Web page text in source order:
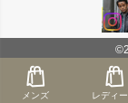
メンズ レディ
メンズ レディ